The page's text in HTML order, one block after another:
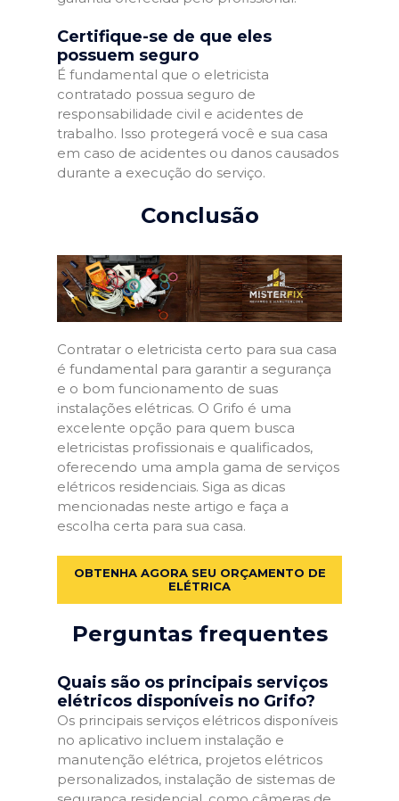
Certifique-se de que eles
possuem seguro
É fundamental que o eletricista
contratado possua seguro de
responsabilidade civil e acidentes de
trabalho. Isso protegerá você e sua casa
em caso de acidentes ou danos causados
durante a execução do serviço.
Conclusão
Contratar o eletricista certo para sua casa
é fundamental para garantir a segurança
e o bom funcionamento de suas
instalações elétricas. O Grifo é uma
excelente opção para quem busca
eletricistas profissionais e qualificados,
oferecendo uma ampla gama de serviços
elétricos residenciais. Siga as dicas
mencionadas neste artigo e faça a
escolha certa para sua casa.
OBTENHA AGORA SEU ORÇAMENTO DE
ELÉTRICA
Perguntas frequentes
Quais são os principais serviços
elétricos disponíveis no Grifo?
Os principais serviços elétricos disponíveis
no aplicativo incluem instalação e
manutenção elétrica, projetos elétricos
personalizados, instalação de sistemas de